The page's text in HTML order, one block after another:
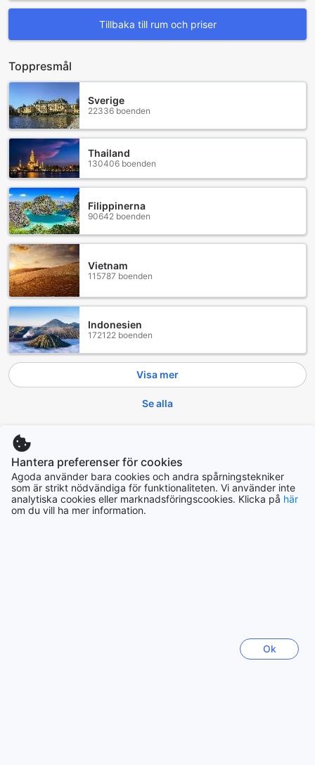
Tillbaka till rum och priser
Toppresmål
Sverige
22336 boenden
Thailand
130406 boenden
Filippinerna
90642 boenden
Vietnam
115787 boenden
Indonesien
172122 boenden
Visa mer
Se alla
Trendande städer
Seoul
Sydkorea
Hantera preferenser för cookies
Agoda använder bara cookies och andra spårningstekniker
som är strikt nödvändiga för funktionaliteten. Vi använder inte
analytiska cookies eller marknadsföringscookies. Klicka på här
om du vill ha mer information.
Ok